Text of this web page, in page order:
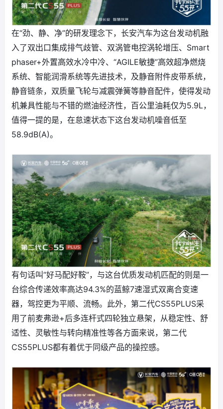
在“劲、静、净”的研发理念下，长安汽车为这台发动机融
入了双出口集成排气歧管、双涡管电控涡轮增压、Smart
phaser+外置高效水冷中冷、“AGILE敏捷”高效超净燃烧
系统、智能润滑系统等先进技术，及静音附件皮带系统，
静音链条，双质量飞轮与减震弹簧等静音配件，使得发动
机兼具性能与不错的燃油经济性，百公里油耗仅为5.9L，
值得一提的是，在怠速状态下这台发动机噪音低至
58.9dB(A)。
有句话叫“好马配好鞍”，与这台优质发动机匹配的则是一
台综合传递效率高达94.3%的蓝鲸7速湿式双离合变速
器，驾控更为平顺、流畅。此外，第二代CS55PLUS采
用了前麦弗逊+后多连杆式四轮独立悬架，从稳定性、舒
适性、灵敏性与转向精准性等各方面来说，第二代
CS55PLUS都有着优于同级产品的操控感。